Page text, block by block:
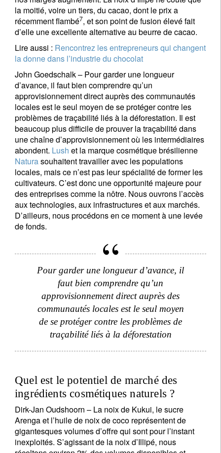
la moitié, voire un tiers, du cacao, dont le prix a
récemment flambé7, et son point de fusion élevé fait
d’elle une excellente alternative au beurre de cacao.
Lire aussi : Rencontrez les entrepreneurs qui changent
la donne dans l’industrie du chocolat
John Goedschalk – Pour garder une longueur
d’avance, il faut bien comprendre qu’un
approvisionnement direct auprès des communautés
locales est le seul moyen de se protéger contre les
problèmes de traçabilité liés à la déforestation. Il est
beaucoup plus difficile de prouver la traçabilité dans
une chaîne d’approvisionnement où les intermédiaires
abondent. Lush et la marque cosmétique brésilienne
Naturasouhaitent travailler avec les populations
locales, mais ce n’est pas leur spécialité de former les
cultivateurs. C’est donc une opportunité majeure pour
des entreprises comme la nôtre. Nous ouvrons l’accès
aux technologies, aux infrastructures et aux marchés.
D’ailleurs, nous procédons en ce moment à une levée
de fonds.
Pour garder une longueur d’avance, il
faut bien comprendre qu’un
approvisionnement direct auprès des
communautés locales est le seul moyen
de se protéger contre les problèmes de
traçabilité liés à la déforestation
Quel est le potentiel de marché des
ingrédients cosmétiques naturels ?
Dirk-Jan Oudshoorn – La noix de Kukui, le sucre
Arenga et l’huile de noix de coco représentent de
gigantesques volumes d’offre qui sont pour l’instant
inexploités. S’agissant de la noix d’Illipé, nous